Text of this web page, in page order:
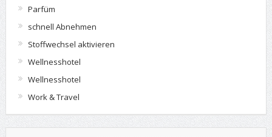
Parfüm
schnell Abnehmen
Stoffwechsel aktivieren
Wellnesshotel
Wellnesshotel
Work & Travel